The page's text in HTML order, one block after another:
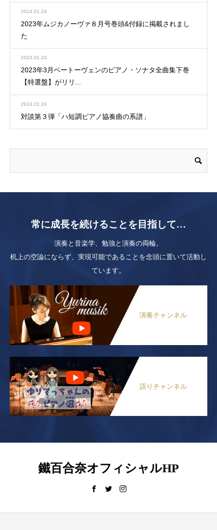
2024.01.24
2023年ムジカノーヴァ８月号巻頭&付録に掲載されまし
た
2024.01.24
2023年3月ベートーヴェンのピアノ・ソナタ全曲集下巻
【特選盤】がリリ...
2024.01.24
対談第３弾「ハ短調ピアノ協奏曲の系譜」
常に成長を続けることを目指して…
演奏と音楽学、勉強と演奏の両輪。
机上の空論にならず、実現可能であることを念頭に置いて活動し
ています。
演奏チャンネル
語りチャンネル
鐵百合奈オフィシャルHP